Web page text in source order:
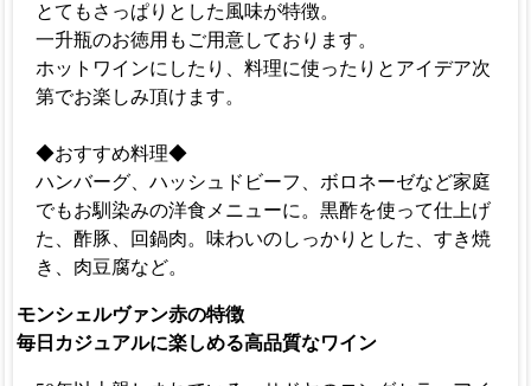
とてもさっぱりとした風味が特徴。
一升瓶のお徳用もご用意しております。
ホットワインにしたり、料理に使ったりとアイデア次
第でお楽しみ頂けます。
◆おすすめ料理◆
ハンバーグ、ハッシュドビーフ、ボロネーゼなど家庭
でもお馴染みの洋食メニューに。黒酢を使って仕上げ
た、酢豚、回鍋肉。味わいのしっかりとした、すき焼
き、肉豆腐など。
モンシェルヴァン赤の特徴
毎日カジュアルに楽しめる高品質なワイン